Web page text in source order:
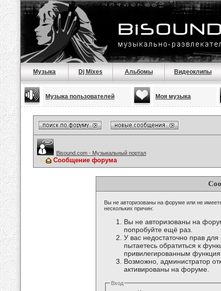
Музыка Dj Mixes Альбомы Видеоклипы
Музыка пользователей Моя музыка
Bisound.com - Музыкальный портал
Сообщение форума
Вы не авторизованы на форуме или не
нескольких причин:
Вы не авторизованы на
попробуйте ещё раз.
У вас недостаточно прав
пытаетесь обратиться к
привилегированным
Возможно, администратор
активированы на форуме.
Вход